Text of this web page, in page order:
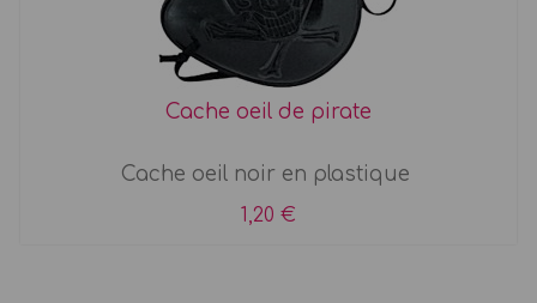
Cache oeil de pirate
Cache oeil noir en plastique
1,20 €